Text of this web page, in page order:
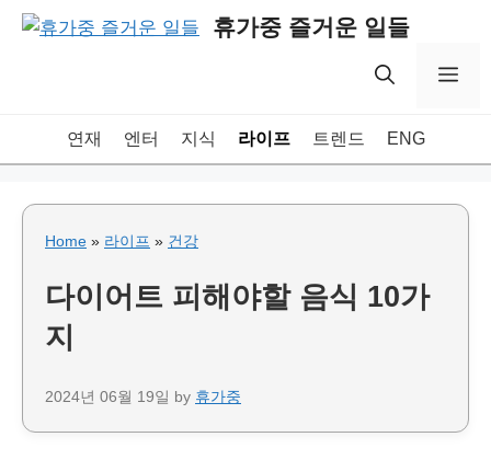
Skip
휴가중 즐거운 일들
연재 엔터 지식 라이프 트렌드 ENG
Home » 라이프 » 건강
다이어트 피해야할 음식 10가
지
2024년 06월 19일 by 휴가중